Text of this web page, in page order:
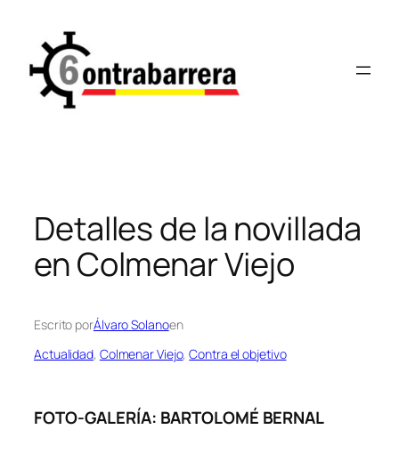
contenido
Detalles de la novillada
en Colmenar Viejo
Escrito porÁlvaro Solanoen
Actualidad, Colmenar Viejo, Contra el objetivo
FOTO-GALERÍA: BARTOLOMÉ BERNAL